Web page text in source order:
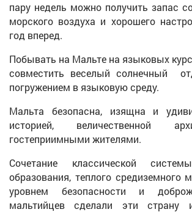
пару недель можно получить запас
морского воздуха и хорошего
год вперед.
Побывать на Мальте на языковых
совместить веселый солнечный
погружением в языковую среду.
Мальта безопасна, изящна и
историей, величественной
гостеприимными жителями.
Сочетание классической
образования, теплого средиземного
уровнем безопасности и
мальтийцев сделали эти страну